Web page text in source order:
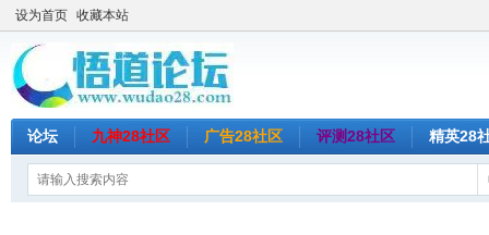
设为首页 收藏本站
论坛 九神28社区 广告28社区 评测28社区 精英28